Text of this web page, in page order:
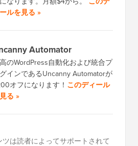
ルを見る »
Automator
のWordPress自動化および統合プ
インであるUncanny Automatorが
オフになります！ このディール
る »
は読者によってサポートされて